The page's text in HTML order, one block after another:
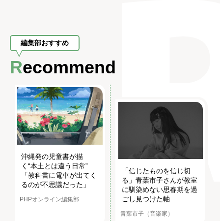
編集部おすすめ
Recommend
沖縄発の児童書が描
く“本土とは違う日常”
「教科書に電車が出てく
るのが不思議だった」
PHPオンライン編集部
「信じたものを信じ切
る」青葉市子さんが教室
に馴染めない思春期を過
ごし見つけた軸
青葉市子（音楽家）